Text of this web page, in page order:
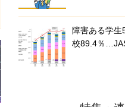
障害ある学
校89.4％